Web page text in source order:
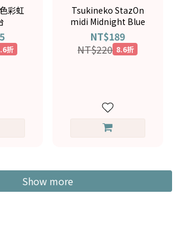
彩虹
折
Tsukineko StazOn
midi Midnight Blue
NT$189
NT$220 8.6折
Show more